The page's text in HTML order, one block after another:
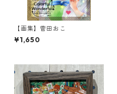
【画集】菅田おこ
¥1,650